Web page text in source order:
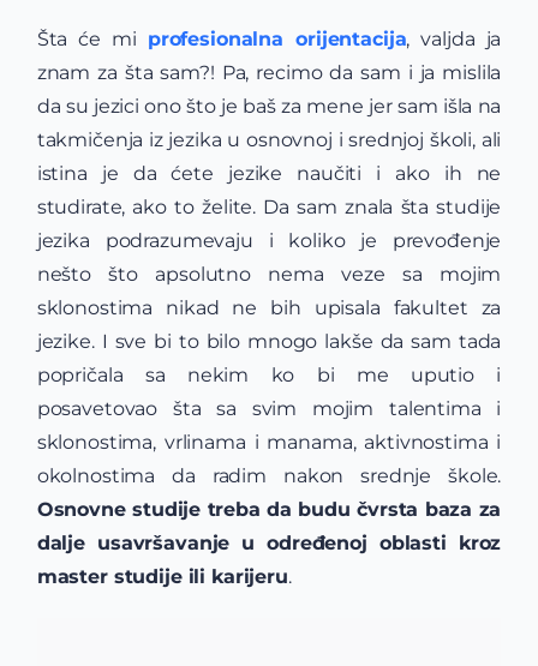
Šta će mi profesionalna orijentacija, valjda ja
znam za šta sam?! Pa, recimo da sam i ja mislila
da su jezici ono što je baš za mene jer sam išla na
takmičenja iz jezika u osnovnoj i srednjoj školi, ali
istina je da ćete jezike naučiti i ako ih ne
studirate, ako to želite. Da sam znala šta studije
jezika podrazumevaju i koliko je prevođenje
nešto što apsolutno nema veze sa mojim
sklonostima nikad ne bih upisala fakultet za
jezike. I sve bi to bilo mnogo lakše da sam tada
popričala sa nekim ko bi me uputio i
posavetovao šta sa svim mojim talentima i
sklonostima, vrlinama i manama, aktivnostima i
okolnostima da radim nakon srednje škole.
Osnovne studije treba da budu čvrsta baza za
dalje usavršavanje u određenoj oblasti kroz
master studije ili karijeru.